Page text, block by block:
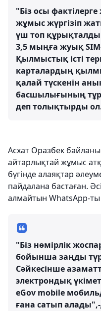
"Біз осы
жұмыс жүргізіп
үш топ
3,5 мыңға жуық
Қылмыстық істі
карталардың
қалай түскенін
басшылығының
деп толықтырды
Асхат Оразбек
айтарлықтай жұмыс
бүгінде алаяқтар
пайдалана бастаған.
алмайтын WhatsApp-ты
"Біз нөмірлік
бойынша заңды
Сәйкесінше
электрондық
eGov mobile
ғана сатып